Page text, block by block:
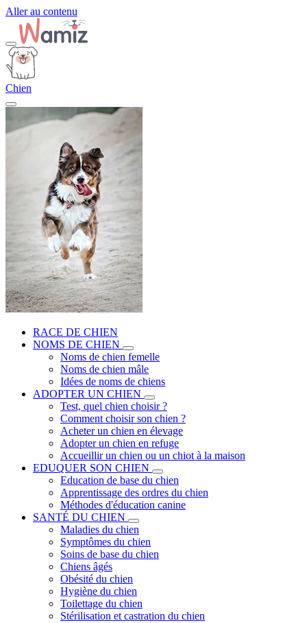
Aller au contenu
Chien
RACE DE CHIEN
NOMS DE CHIEN
Noms de chien femelle
Noms de chien mâle
Idées de noms de chiens
ADOPTER UN CHIEN
Test, quel chien choisir ?
Comment choisir son chien ?
Acheter un chien en élevage
Adopter un chien en refuge
Accueillir un chien ou un chiot à la maison
EDUQUER SON CHIEN
Education de base du chien
Apprentissage des ordres du chien
Méthodes d'éducation canine
SANTÉ DU CHIEN
Maladies du chien
Symptômes du chien
Soins de base du chien
Chiens âgés
Obésité du chien
Hygiène du chien
Toilettage du chien
Stérilisation et castration du chien